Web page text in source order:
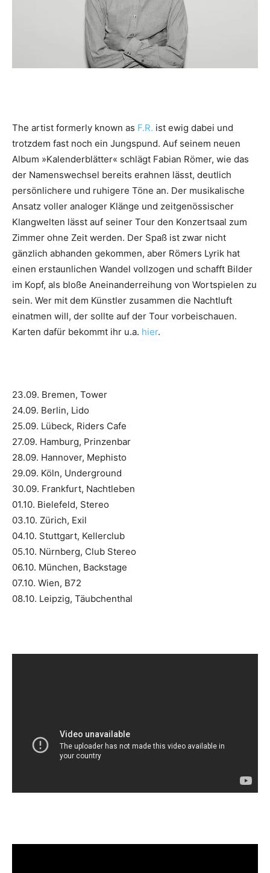
The artist formerly known as F.R. ist ewig dabei und
trotzdem fast noch ein Jungspund. Auf seinem neuen
Album »Kalenderblätter« schlägt Fabian Römer, wie das
der Namenswechsel bereits erahnen lässt, deutlich
persönlichere und ruhigere Töne an. Der musikalische
Ansatz voller analoger Klänge und zeitgenössischer
Klangwelten lässt auf seiner Tour den Konzertsaal zum
Zimmer ohne Zeit werden. Der Spaß ist zwar nicht
gänzlich abhanden gekommen, aber Römers Lyrik hat
einen erstaunlichen Wandel vollzogen und schafft Bilder
im Kopf, als bloße Aneinanderreihung von Wortspielen zu
sein. Wer mit dem Künstler zusammen die Nachtluft
einatmen will, der sollte auf der Tour vorbeischauen.
Karten dafür bekommt ihr u.a. hier.
23.09. Bremen, Tower
24.09. Berlin, Lido
25.09. Lübeck, Riders Cafe
27.09. Hamburg, Prinzenbar
28.09. Hannover, Mephisto
29.09. Köln, Underground
30.09. Frankfurt, Nachtleben
01.10. Bielefeld, Stereo
03.10. Zürich, Exil
04.10. Stuttgart, Kellerclub
05.10. Nürnberg, Club Stereo
06.10. München, Backstage
07.10. Wien, B72
08.10. Leipzig, Täubchenthal